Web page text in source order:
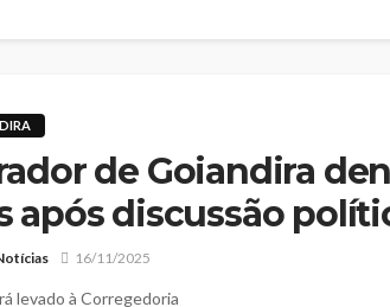
de Goiandira
após discussão
16/11/2025
levado à Corregedoria